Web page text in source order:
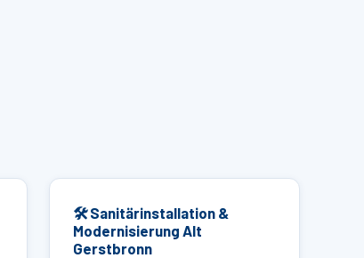
🛠 Sanitärinstallation &
Modernisierung Alt
Gerstbronn